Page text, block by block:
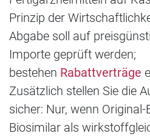
Prinzip der
Abgabe soll auf
Importe geprüft werden;
bestehen Rabattverträge
Zusätzlich stellen Sie die
sicher: Nur, wenn
Biosimilar als